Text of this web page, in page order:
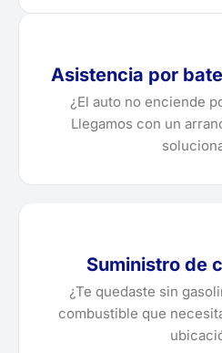
Asistencia por
¿El auto no enciende
Llegamos con un
Suministro de
¿Te quedaste sin
combustible que